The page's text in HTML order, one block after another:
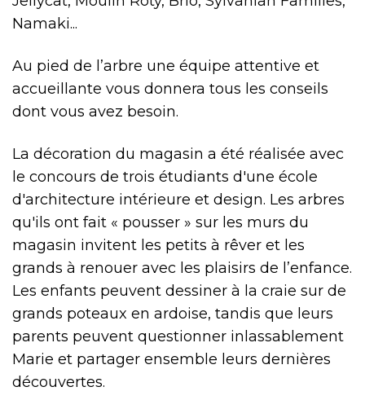
Namaki...
Au pied de l’arbre une équipe attentive et
accueillante vous donnera tous les conseils
dont vous avez besoin.
La décoration du magasin a été réalisée avec
le concours de trois étudiants d'une école
d'architecture intérieure et design. Les arbres
qu'ils ont fait « pousser » sur les murs du
magasin invitent les petits à rêver et les
grands à renouer avec les plaisirs de l’enfance.
Les enfants peuvent dessiner à la craie sur de
grands poteaux en ardoise, tandis que leurs
parents peuvent questionner inlassablement
Marie et partager ensemble leurs dernières
découvertes.